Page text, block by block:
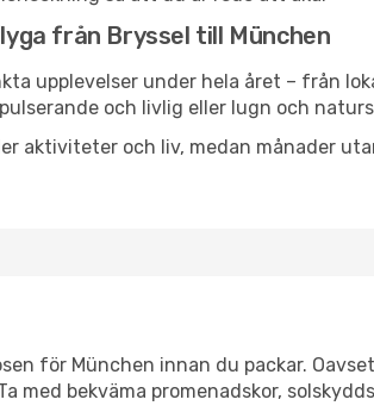
från Bryssel till München
upplevelser under hela året – från
och livlig eller lugn och
aktiviteter och liv, medan månader
för München innan du packar.
med bekväma promenadskor,